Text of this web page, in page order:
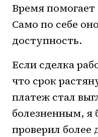
Время
Само по себе
доступность.
Если сделка
что срок
платеж стал
болезненным, я
проверил